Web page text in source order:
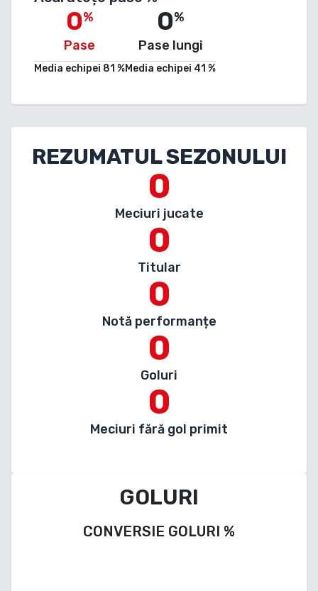
0%
Pase
Media echipei 81 %
0%
Pase lungi
Media echipei 41 %
REZUMATUL SEZONULUI
0
Meciuri jucate
0
Titular
0
Notă performanțe
0
Goluri
0
Meciuri fără gol primit
GOLURI
CONVERSIE GOLURI %